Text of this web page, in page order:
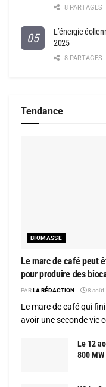
8 PARTAGES
L’énergie
2025
8 PARTAGES
Tendance
BIOMASSE
Le marc de café peut
pour produire des
PARLA RÉDACTION 8 août
Le marc de café qui
avoir une seconde vie
Le 12
800